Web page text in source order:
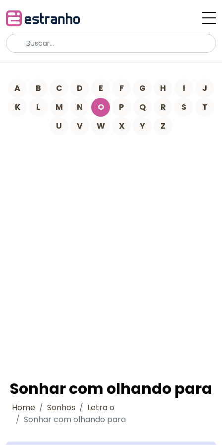
A B C D E F G H I
J
K
L M N O P Q R S
T
U
V W X Y Z
Sonhar com olhando para
Home Sonhos
Letra o
Sonhar com olhando para